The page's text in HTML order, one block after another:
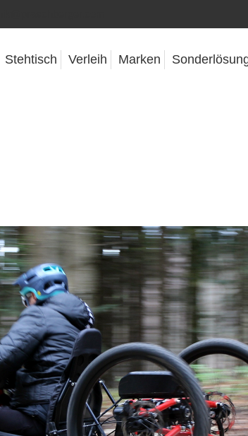
Stehtisch Verleih Marken